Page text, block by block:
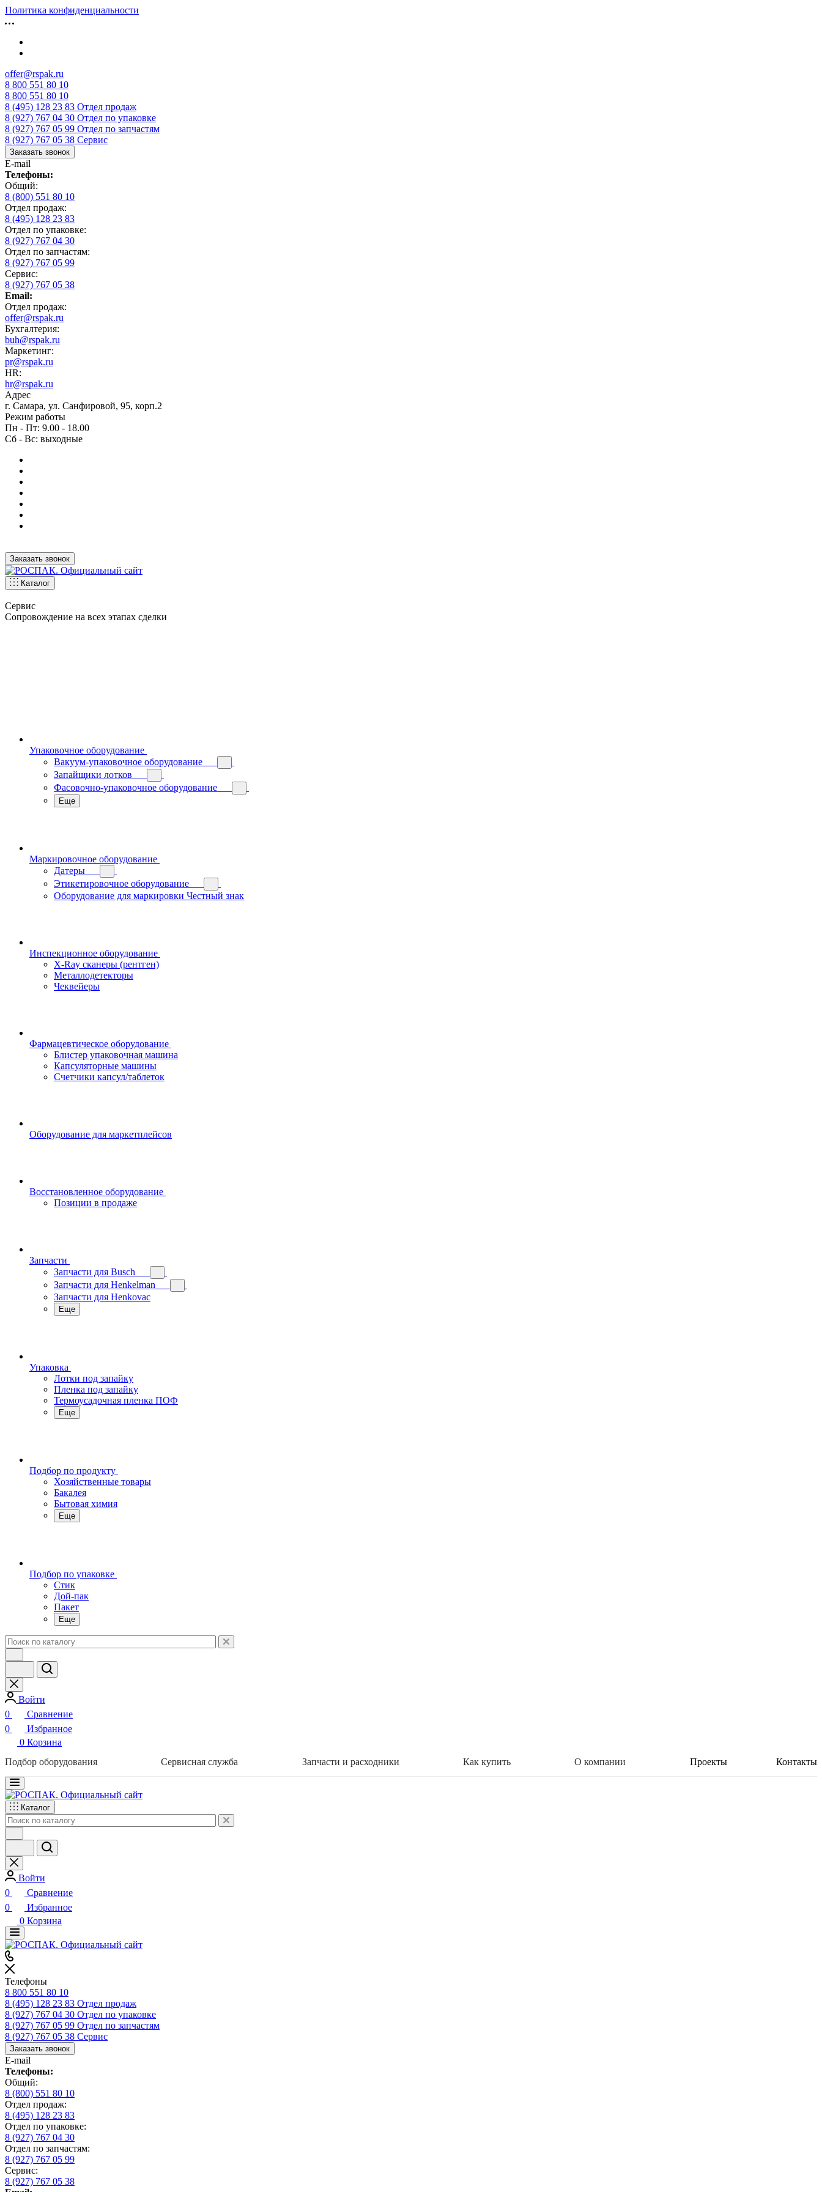
Политика конфиденциальности
offer@rspak.ru
8 800 551 80 10
8 800 551 80 10
8 (495) 128 23 83 Отдел продаж
8 (927) 767 04 30 Отдел по упаковке
8 (927) 767 05 99 Отдел по запчастям
8 (927) 767 05 38 Сервис
Заказать звонок
E-mail
Телефоны:
Общий:
8 (800) 551 80 10
Отдел продаж:
8 (495) 128 23 83
Отдел по упаковке:
8 (927) 767 04 30
Отдел по запчастям:
8 (927) 767 05 99
Сервис:
8 (927) 767 05 38
Email:
Отдел продаж:
offer@rspak.ru
Бухгалтерия:
buh@rspak.ru
Маркетинг:
pr@rspak.ru
HR:
hr@rspak.ru
Адрес
г. Самара, ул. Санфировой, 95, корп.2
Режим работы
Пн - Пт: 9.00 - 18.00
Сб - Вс: выходные
Заказать звонок
Каталог
Сервис
Сопровождение на всех этапах сделки
Упаковочное оборудование
Вакуум-упаковочное оборудование
Запайщики лотков
Фасовочно-упаковочное оборудование
Еще
Маркировочное оборудование
Датеры
Этикетировочное оборудование
Оборудование для маркировки Честный знак
Инспекционное оборудование
X-Ray сканеры (рентген)
Металлодетекторы
Чеквейеры
Фармацевтическое оборудование
Блистер упаковочная машина
Капсуляторные машины
Счетчики капсул/таблеток
Оборудование для маркетплейсов
Восстановленное оборудование
Позиции в продаже
Запчасти
Запчасти для Busch
Запчасти для Henkelman
Запчасти для Henkovac
Еще
Упаковка
Лотки под запайку
Пленка под запайку
Термоусадочная пленка ПОФ
Еще
Подбор по продукту
Хозяйственные товары
Бакалея
Бытовая химия
Еще
Подбор по упаковке
Стик
Дой-пак
Пакет
Еще
Войти
0
Сравнение
0
Избранное
0 Корзина
Подбор оборудования
Сервисная служба Запчасти и расходники Как купить О компании Проекты Контакты
Каталог
Войти
0
Сравнение
0
Избранное
0 Корзина
Телефоны
8 800 551 80 10
8 (495) 128 23 83 Отдел продаж
8 (927) 767 04 30 Отдел по упаковке
8 (927) 767 05 99 Отдел по запчастям
8 (927) 767 05 38 Сервис
Заказать звонок
E-mail
Телефоны:
Общий:
8 (800) 551 80 10
Отдел продаж:
8 (495) 128 23 83
Отдел по упаковке:
8 (927) 767 04 30
Отдел по запчастям:
8 (927) 767 05 99
Сервис:
8 (927) 767 05 38